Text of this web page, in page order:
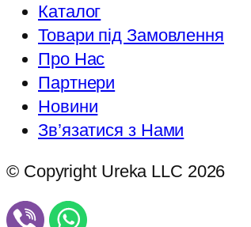
Каталог
Товари під Замовлення
Про Нас
Партнери
Новини
Зв’язатися з Нами
© Copyright Ureka LLC 2026